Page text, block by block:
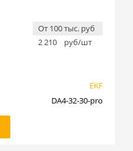
От 100 тыс. руб
2 210
руб/шт
EKF
DA4-32-30-pro